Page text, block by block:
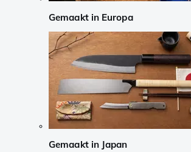
Gemaakt in Europa
Gemaakt in Japan